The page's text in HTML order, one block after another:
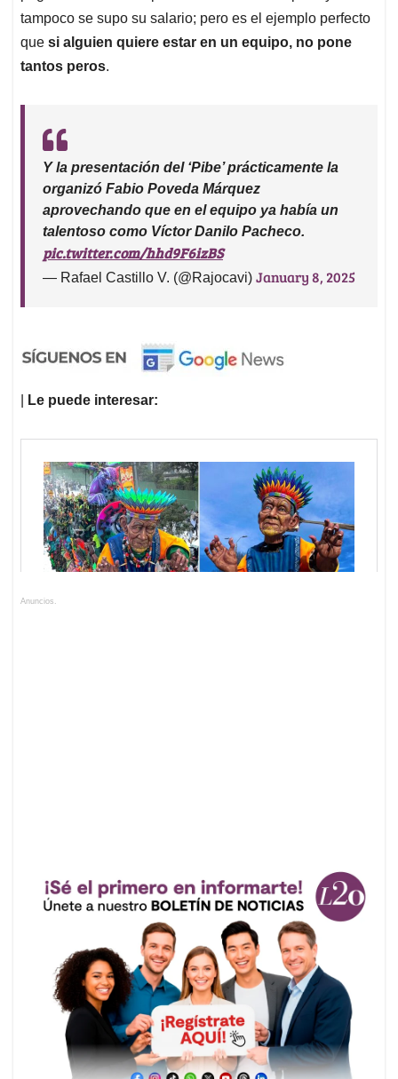
tampoco se supo su salario; pero es el ejemplo perfecto
que si alguien quiere estar en un equipo, no pone
tantos peros.
Y la presentación del ‘Pibe’ prácticamente la
organizó Fabio Poveda Márquez
aprovechando que en el equipo ya había un
talentoso como Víctor Danilo Pacheco.
pic.twitter.com/hhd9F6izBS
— Rafael Castillo V. (@Rajocavi) January 8, 2025
Le puede interesar:
Anuncios.